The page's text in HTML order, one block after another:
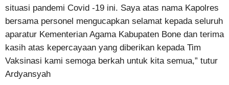
situasi pandemi Covid -19 ini. Saya atas nama Kapolres
bersama personel mengucapkan selamat kepada seluruh
aparatur Kementerian Agama Kabupaten Bone dan terima
kasih atas kepercayaan yang diberikan kepada Tim
Vaksinasi kami semoga berkah untuk kita semua,” tutur
Ardyansyah